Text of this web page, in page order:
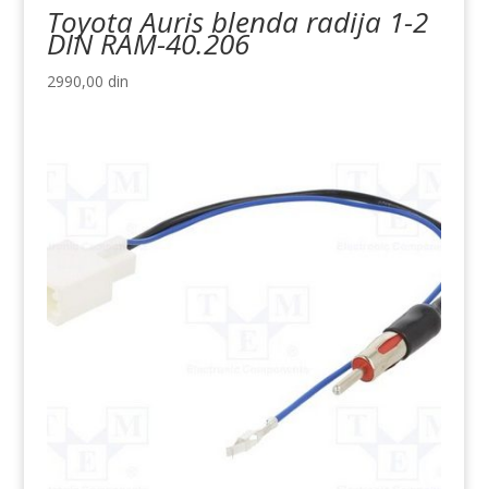
Toyota Auris blenda radija 1-2
DIN RAM-40.206
2990,00 din